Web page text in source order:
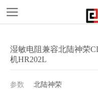
湿敏电阻兼容北陆神荣
机HR202L
参数 北陆神荣